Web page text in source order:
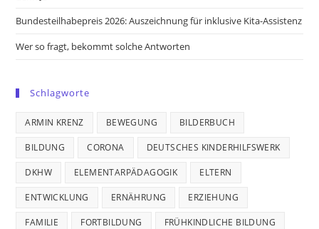
Bundesteilhabepreis 2026: Auszeichnung für inklusive Kita-Assistenz
Wer so fragt, bekommt solche Antworten
Schlagworte
ARMIN KRENZ BEWEGUNG BILDERBUCH
BILDUNG CORONA DEUTSCHES KINDERHILFSWERK
DKHW ELEMENTARPÄDAGOGIK ELTERN
ENTWICKLUNG ERNÄHRUNG ERZIEHUNG
FAMILIE FORTBILDUNG FRÜHKINDLICHE BILDUNG